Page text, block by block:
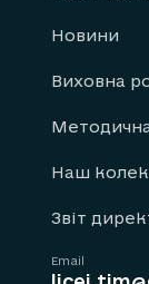
Новини
Виховна
Наш
Звіт
Email